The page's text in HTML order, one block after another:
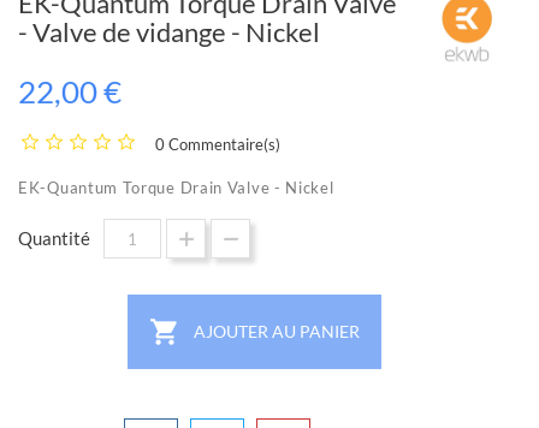
- Valve de vidange - Nickel
22,00 €
0 Commentaire(s)
EK-Quantum Torque Drain Valve - Nickel
Quantité
 AJOUTER AU PANIER